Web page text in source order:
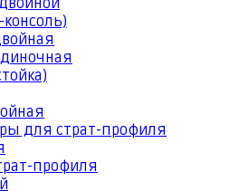
консоль)
для страт-профиля
профиля